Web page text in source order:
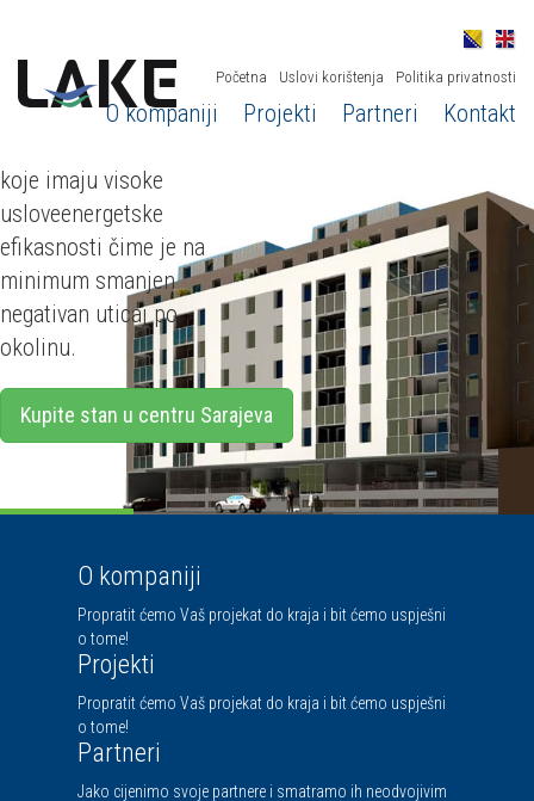
Početna Uslovi korištenja Politika privatnosti
O kompaniji Projekti Partneri Kontakt
Skenderpašina 31,
spada u novu
koje imaju visoke
usloveenergetske
efikasnosti čime je na
minimum smanjen
negativan uticaj po
okolinu.
Kupite stan u centru Sarajeva
O kompaniji
Propratit ćemo Vaš projekat do kraja i bit ćemo uspješni
o tome!
Projekti
Propratit ćemo Vaš projekat do kraja i bit ćemo uspješni
o tome!
Partneri
Jako cijenimo svoje partnere i smatramo ih neodvojivim